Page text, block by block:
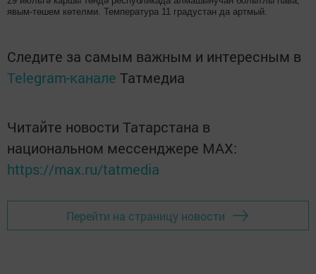
явым-төшем көтелми. Температура 11 градустан да артмый.
Следите за самым важным и интересным в
Telegram-канале Татмедиа
Читайте новости Татарстана в
национальном мессенджере MАХ:
https://max.ru/tatmedia
Перейти на страницу новости